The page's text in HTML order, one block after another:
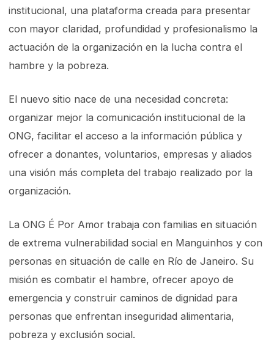
institucional, una plataforma creada para presentar
con mayor claridad, profundidad y profesionalismo la
actuación de la organización en la lucha contra el
hambre y la pobreza.
El nuevo sitio nace de una necesidad concreta:
organizar mejor la comunicación institucional de la
ONG, facilitar el acceso a la información pública y
ofrecer a donantes, voluntarios, empresas y aliados
una visión más completa del trabajo realizado por la
organización.
La ONG É Por Amor trabaja con familias en situación
de extrema vulnerabilidad social en Manguinhos y con
personas en situación de calle en Río de Janeiro. Su
misión es combatir el hambre, ofrecer apoyo de
emergencia y construir caminos de dignidad para
personas que enfrentan inseguridad alimentaria,
pobreza y exclusión social.